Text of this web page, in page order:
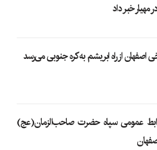
مهیار خبر داد
اصفهان از راه ابریشم به کره جنوبی می‌رسد
عمومی سپاه حضرت صاحب‌الزمان‌(عج)